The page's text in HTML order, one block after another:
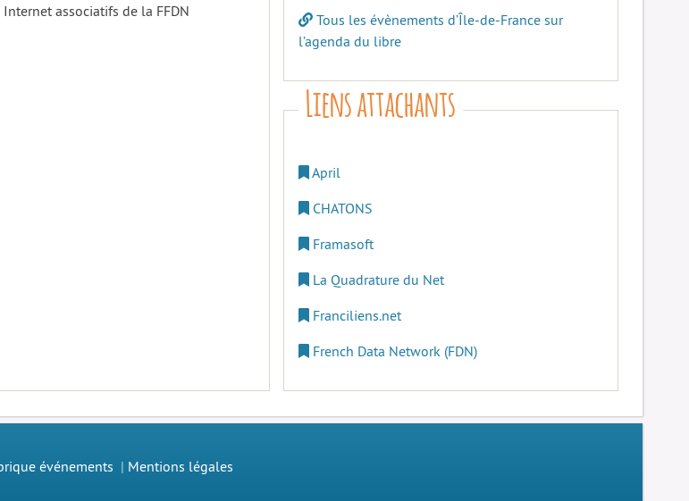
associatifs de la FFDN
Tous les évènements d’Île-de-France sur
l’agenda du libre
Liens attachants
April
CHATONS
Framasoft
La Quadrature du Net
Franciliens.net
French Data Network (FDN)
événements | Mentions légales